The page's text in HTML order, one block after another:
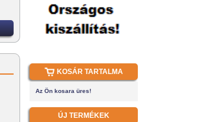
KOSÁR TARTALMA
Az Ön kosara üres!
ÚJ TERMÉKEK